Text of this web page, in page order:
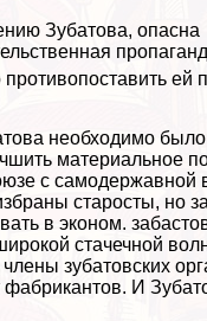
Зубатова, опасна
ей
необходимо
материальное
с самодержавной
старосты, но
в эконом.
стачечной
зубатовских
фабрикантов. И